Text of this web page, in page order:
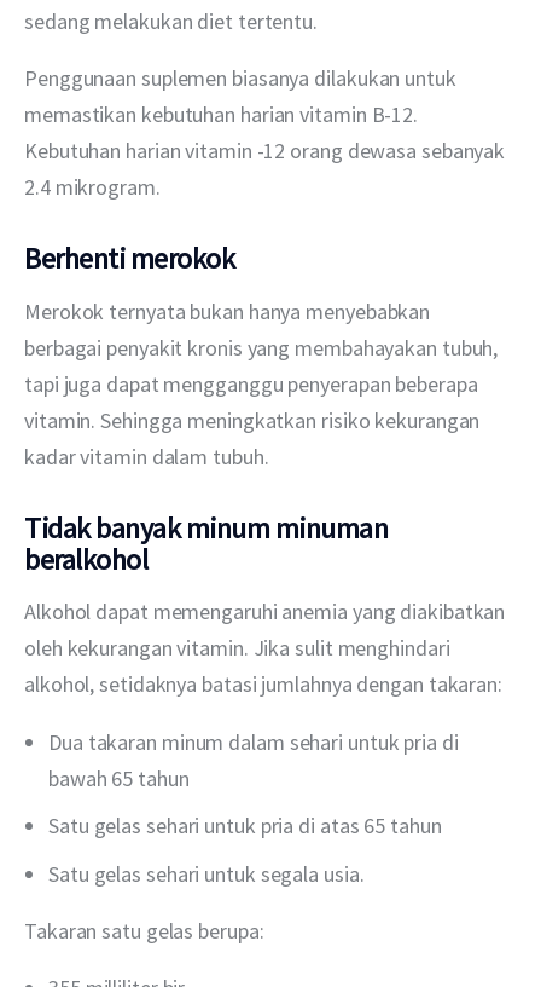
sedang melakukan diet tertentu.
Penggunaan suplemen biasanya dilakukan untuk
memastikan kebutuhan harian vitamin B-12.
Kebutuhan harian vitamin -12 orang dewasa sebanyak
2.4 mikrogram.
Berhenti merokok
Merokok ternyata bukan hanya menyebabkan
berbagai penyakit kronis yang membahayakan tubuh,
tapi juga dapat mengganggu penyerapan beberapa
vitamin. Sehingga meningkatkan risiko kekurangan
kadar vitamin dalam tubuh.
Tidak banyak minum minuman
beralkohol
Alkohol dapat memengaruhi anemia yang diakibatkan
oleh kekurangan vitamin. Jika sulit menghindari
alkohol, setidaknya batasi jumlahnya dengan takaran:
Dua takaran minum dalam sehari untuk pria di
bawah 65 tahun
Satu gelas sehari untuk pria di atas 65 tahun
Satu gelas sehari untuk segala usia.
Takaran satu gelas berupa: